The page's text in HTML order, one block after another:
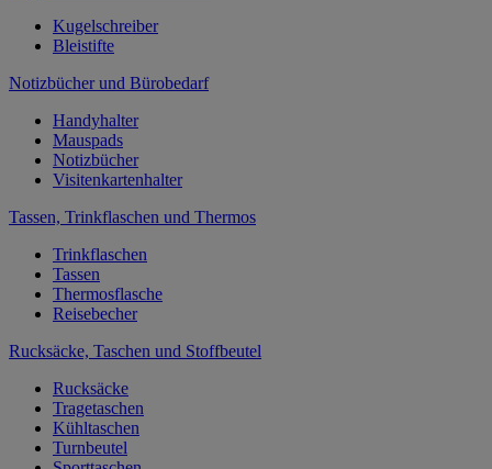
Kugelschreiber
Bleistifte
Notizbücher und Bürobedarf
Handyhalter
Mauspads
Notizbücher
Visitenkartenhalter
Tassen, Trinkflaschen und Thermos
Trinkflaschen
Tassen
Thermosflasche
Reisebecher
Rucksäcke, Taschen und Stoffbeutel
Rucksäcke
Tragetaschen
Kühltaschen
Turnbeutel